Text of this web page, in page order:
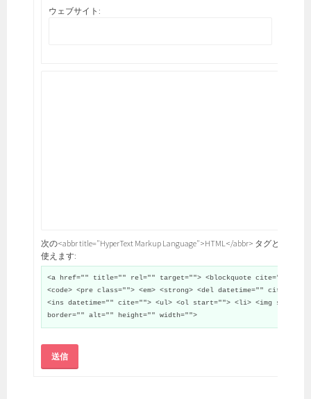
ウェブサイト:
次の<abbr title="HyperText Markup Language">HTML</abbr> タグと属性が
使えます:
<a href="" title="" rel="" target=""> <blockquote cite="">
<code> <pre class=""> <em> <strong> <del datetime="" cite="">
<ins datetime="" cite=""> <ul> <ol start=""> <li> <img src=""
border="" alt="" height="" width="">
送信